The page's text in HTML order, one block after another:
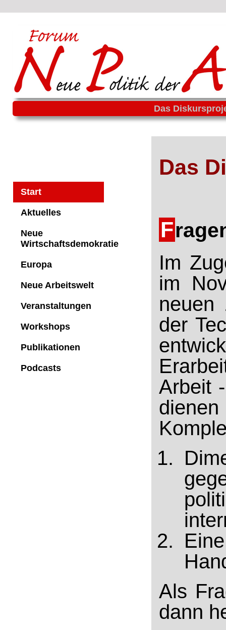
Das
Das
Im
im
neuen
der
Arbeit
Als
dann
Start
Aktuelles
Neue
Wirtschaftsdemokratie
Europa
Neue Arbeitswelt
Veranstaltungen
Workshops
Publikationen
Podcasts